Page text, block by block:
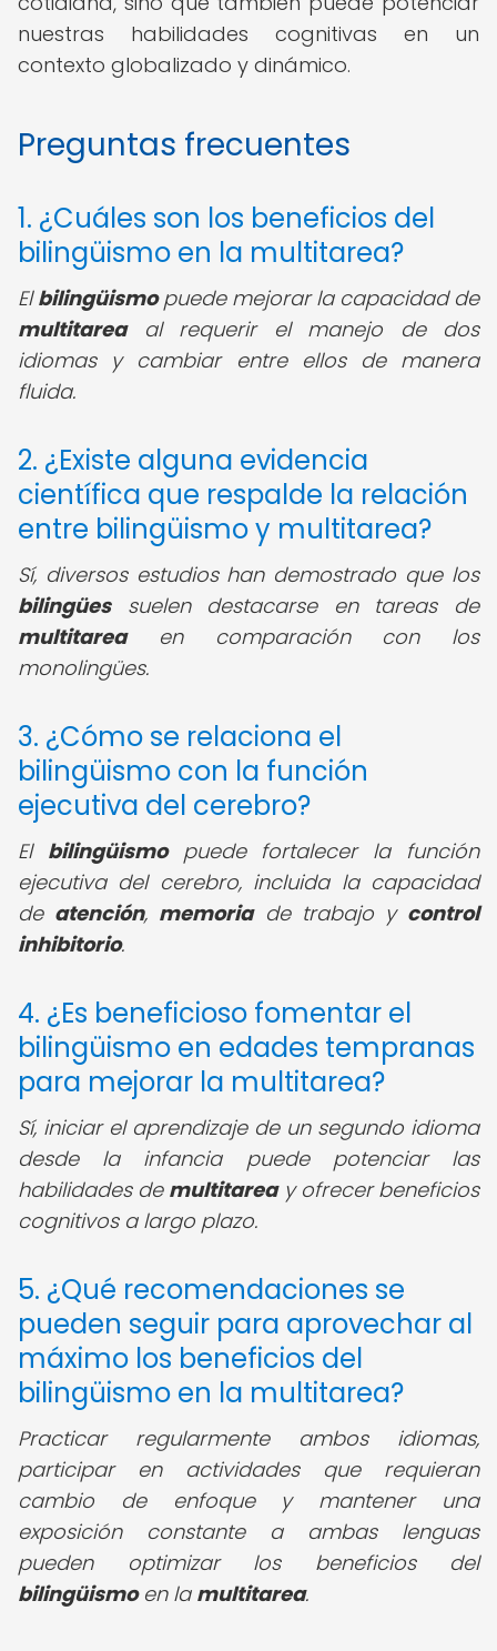
nuestras habilidades cognitivas en un
contexto globalizado y dinámico.
Preguntas frecuentes
1. ¿Cuáles son los beneficios del
bilingüismo en la multitarea?
Elbilingüismopuede mejorar la capacidad de
multitareaal requerir el manejo de dos
idiomas y cambiar entre ellos de manera
fluida.
2. ¿Existe alguna evidencia
científica que respalde la relación
entre bilingüismo y multitarea?
Sí, diversos estudios han demostrado que los
bilingüessuelen destacarse en tareas de
multitareaen comparación con los
monolingües.
3. ¿Cómo se relaciona el
bilingüismo con la función
ejecutiva del cerebro?
El bilingüismopuede fortalecer la función
ejecutiva del cerebro, incluida la capacidad
de atención, memoriade trabajo y control
inhibitorio.
4. ¿Es beneficioso fomentar el
bilingüismo en edades tempranas
para mejorar la multitarea?
Sí, iniciar el aprendizaje de un segundo idioma
desde la infancia puede potenciar las
habilidades de multitareay ofrecer beneficios
cognitivos a largo plazo.
5. ¿Qué recomendaciones se
pueden seguir para aprovechar al
máximo los beneficios del
bilingüismo en la multitarea?
Practicar regularmente ambos idiomas,
participar en actividades que requieran
cambio de enfoque y mantener una
exposición constante a ambas lenguas
pueden optimizar los beneficios del
bilingüismoen la multitarea.